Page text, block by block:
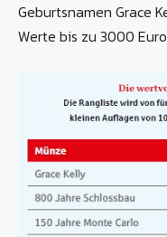
Geburtsnamen Grace
Werte bis zu 3000